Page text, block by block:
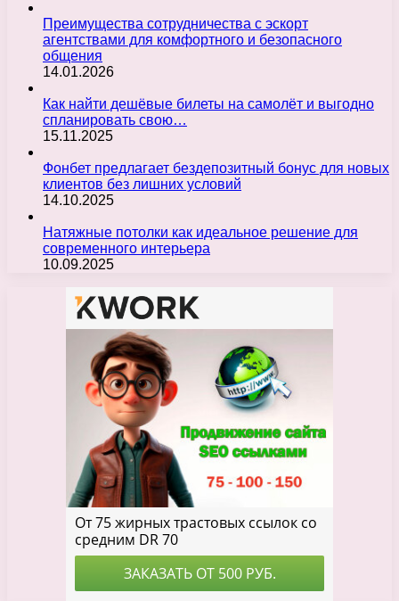
Преимущества сотрудничества с эскорт
агентствами для комфортного и безопасного
общения
14.01.2026
Как найти дешёвые билеты на самолёт и выгодно
спланировать свою…
15.11.2025
Фонбет предлагает бездепозитный бонус для новых
клиентов без лишних условий
14.10.2025
Натяжные потолки как идеальное решение для
современного интерьера
10.09.2025